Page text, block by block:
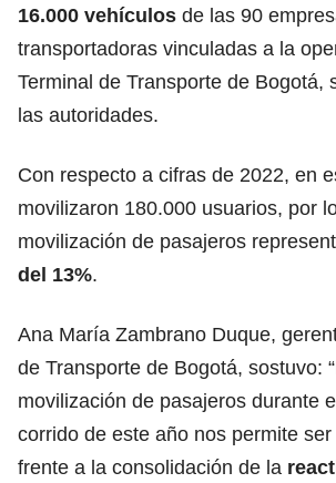
16.000 vehículos de las 90
transportadoras vinculadas a la
Terminal de Transporte de Bogotá,
las autoridades.
Con respecto a cifras de 2022, en
movilizaron 180.000 usuarios, por
movilización de pasajeros
del 13%.
Ana María Zambrano Duque,
de Transporte de Bogotá, sostuvo:
movilización de pasajeros durante
corrido de este año nos permite
frente a la consolidación de la